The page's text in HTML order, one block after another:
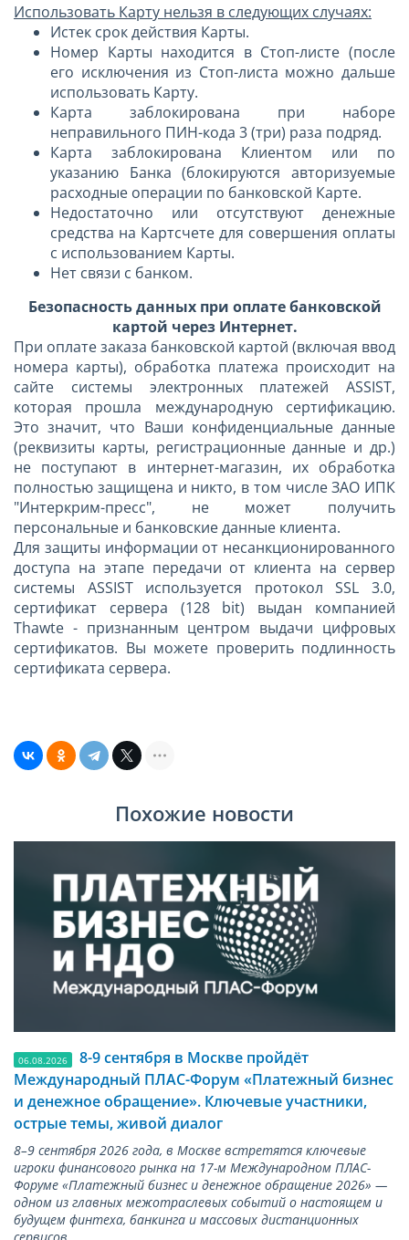
Использовать Карту нельзя в следующих случаях:
Истек срок действия Карты.
Номер Карты находится в Стоп-листе (после
его исключения из Стоп-листа можно дальше
использовать Карту.
Карта заблокирована при наборе
неправильного ПИН-кода 3 (три) раза подряд.
Карта заблокирована Клиентом или по
указанию Банка (блокируются авторизуемые
расходные операции по банковской Карте.
Недостаточно или отсутствуют денежные
средства на Картсчете для совершения оплаты
с использованием Карты.
Нет связи с банком.
Безопасность данных при оплате банковской
картой через Интернет.
При оплате заказа банковской картой (включая ввод
номера карты), обработка платежа происходит на
сайте системы электронных платежей ASSIST,
которая прошла международную сертификацию.
Это значит, что Ваши конфиденциальные данные
(реквизиты карты, регистрационные данные и др.)
не поступают в интернет-магазин, их обработка
полностью защищена и никто, в том числе ЗАО ИПК
"Интеркрим-пресс", не может получить
персональные и банковские данные клиента.
Для защиты информации от несанкционированного
доступа на этапе передачи от клиента на сервер
системы ASSIST используется протокол SSL 3.0,
сертификат сервера (128 bit) выдан компанией
Thawte - признанным центром выдачи цифровых
сертификатов. Вы можете проверить подлинность
сертификата сервера.
Похожие новости
06.08.2026
8-9 сентября в Москве пройдёт
Международный ПЛАС-Форум «Платежный бизнес
и денежное обращение». Ключевые участники,
острые темы, живой диалог
8–9 сентября 2026 года, в Москве встретятся ключевые
игроки финансового рынка на 17-м Международном ПЛАС-
Форуме «Платежный бизнес и денежное обращение 2026» —
одном из главных межотраслевых событий о настоящем и
будущем финтеха, банкинга и массовых дистанционных